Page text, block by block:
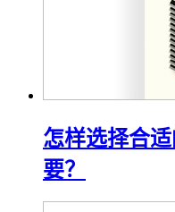
怎样选择合
要？